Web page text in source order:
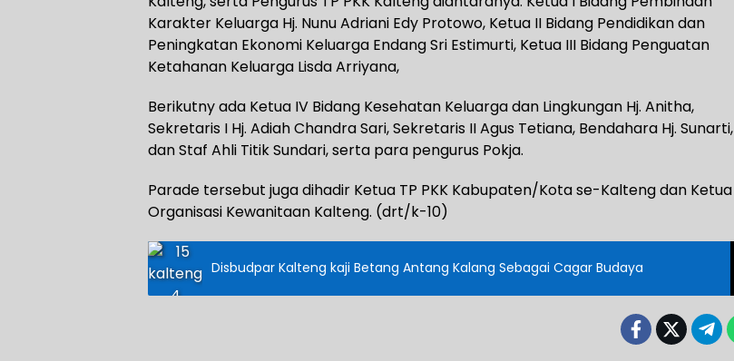
Karakter Keluarga Hj. Nunu Adriani Edy Protowo, Ketua II Bidang Pendidikan dan
Peningkatan Ekonomi Keluarga Endang Sri Estimurti, Ketua III Bidang Penguatan
Ketahanan Keluarga Lisda Arriyana,
Berikutny ada Ketua IV Bidang Kesehatan Keluarga dan Lingkungan Hj. Anitha,
Sekretaris I Hj. Adiah Chandra Sari, Sekretaris II Agus Tetiana, Bendahara Hj. Sunarti,
dan Staf Ahli Titik Sundari, serta para pengurus Pokja.
Parade tersebut juga dihadir Ketua TP PKK Kabupaten/Kota se-Kalteng dan Ketua
Organisasi Kewanitaan Kalteng. (drt/k-10)
Disbudpar Kalteng kaji Betang Antang Kalang Sebagai Cagar Budaya